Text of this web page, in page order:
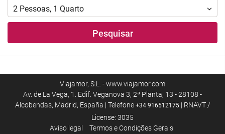
2 Pessoas, 1 Quarto
Pesquisar
Viajamor, S.L. - www.viajamor.com
Av. de La Vega, 1. Edif. Veganova 3, 2ª Planta, 13 - 28108 -
Alcobendas, Madrid, España | Telefone +34 916512175| RNAVT /
License: 3035
Aviso legal
Termos e Condições Gerais